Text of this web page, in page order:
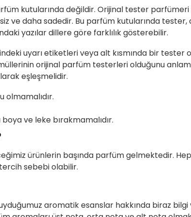
kutularında değildir. Orijinal tester
ve daha sadedir. Bu parfüm kutularında
yazılar dillere göre farklılık gösterebilir.
uyarı etiketleri veya alt kısmında bir
orijinal parfüm testerleri olduğunu
eşleşmelidir.
olmamalıdır.
ve leke bırakmamalıdır.
ürünlerin başında parfüm gelmektedir.
sebebi olabilir.
aromatik esanslar hakkında biraz